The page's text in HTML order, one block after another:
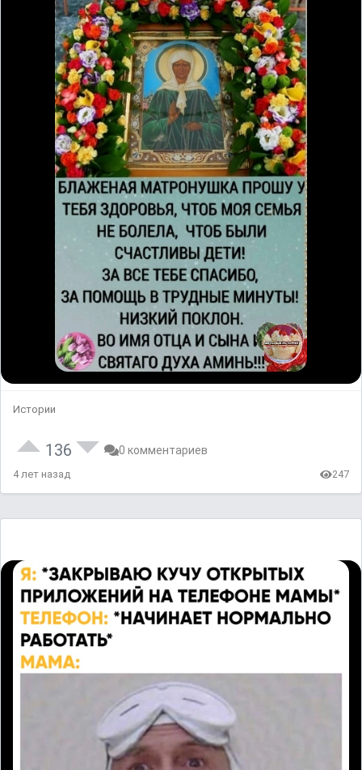
Истории
136 0 комментариев
4 лет назад 247